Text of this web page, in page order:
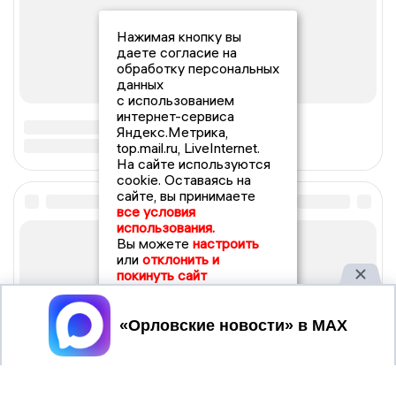
Нажимая кнопку вы
даете согласие на
обработку персональных
данных
с использованием
интернет-сервиса
Яндекс.Метрика,
top.mail.ru, LiveInternet.
На сайте используются
cookie. Оставаясь на
сайте, вы принимаете
все условия
использования.
Вы можете настроить
или отклонить и
покинуть сайт
Принять